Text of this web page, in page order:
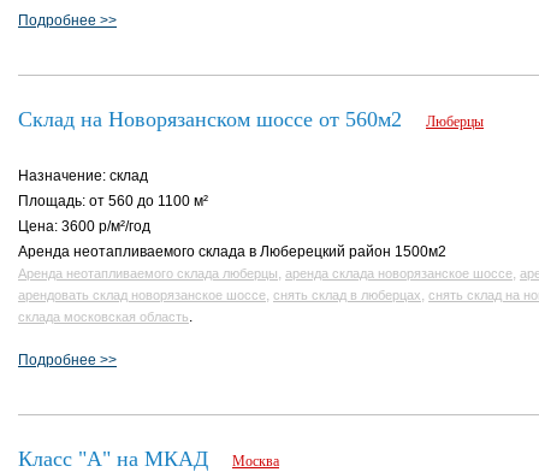
Подробнее >>
Склад на Новорязанском шоссе от 560м2 Люберцы
Назначение: склад
Площадь: от 560 до 1100 м²
Цена: 3600 р/м²/год
Аренда неотапливаемого склада в Люберецкий район 1500м2
Аренда неотапливаемого склада люберцы, аренда склада новорязанское шоссе,
арендовать склад новорязанское шоссе, снять склад в люберцах, снять склад на
склада московская область.
Подробнее >>
Класс "А" на МКАД Москва